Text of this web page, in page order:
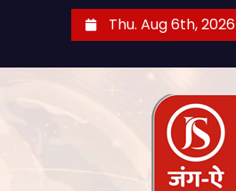
Thu. Aug 6th, 2026